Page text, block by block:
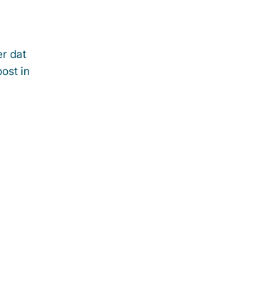
dat
in